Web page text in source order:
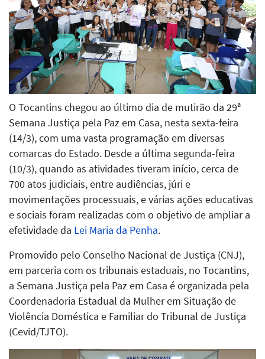
O Tocantins chegou ao último dia de mutirão da 29ª
Semana Justiça pela Paz em Casa, nesta sexta-feira
(14/3), com uma vasta programação em diversas
comarcas do Estado. Desde a última segunda-feira
(10/3), quando as atividades tiveram início, cerca de
700 atos judiciais, entre audiências, júri e
movimentações processuais, e várias ações educativas
e sociais foram realizadas com o objetivo de ampliar a
efetividade da Lei Maria da Penha.
Promovido pelo Conselho Nacional de Justiça (CNJ),
em parceria com os tribunais estaduais, no Tocantins,
a Semana Justiça pela Paz em Casa é organizada pela
Coordenadoria Estadual da Mulher em Situação de
Violência Doméstica e Familiar do Tribunal de Justiça
(Cevid/TJTO).